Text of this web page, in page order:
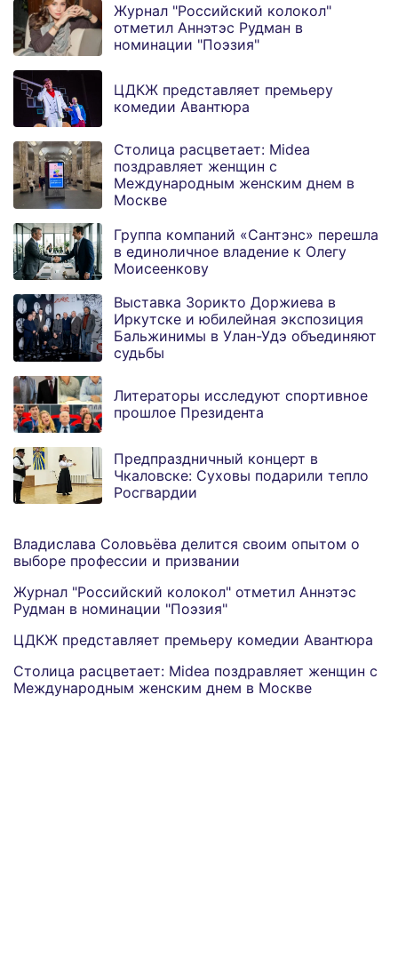
Журнал "Российский колокол"
отметил Аннэтэс Рудман в
номинации "Поэзия"
ЦДКЖ представляет премьеру
комедии Авантюра
Столица расцветает: Midea
поздравляет женщин с
Международным женским днем в
Москве
Группа компаний «Сантэнс» перешла
в единоличное владение к Олегу
Моисеенкову
Выставка Зорикто Доржиева в
Иркутске и юбилейная экспозиция
Бальжинимы в Улан-Удэ объединяют
судьбы
Литераторы исследуют спортивное
прошлое Президента
Предпраздничный концерт в
Чкаловске: Суховы подарили тепло
Росгвардии
Владислава Соловьёва делится своим опытом о
выборе профессии и призвании
Журнал "Российский колокол" отметил Аннэтэс
Рудман в номинации "Поэзия"
ЦДКЖ представляет премьеру комедии Авантюра
Столица расцветает: Midea поздравляет женщин с
Международным женским днем в Москве